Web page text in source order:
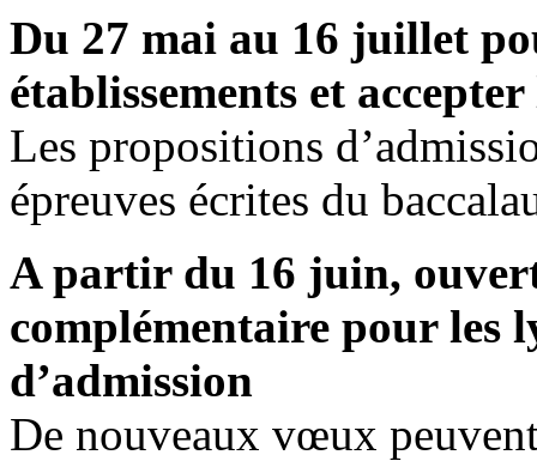
Du 27 mai au 16 juillet
établissements et
Les propositions
épreuves écrites du
A partir du 16 juin,
complémentaire pour les
d’admission
De nouveaux vœux